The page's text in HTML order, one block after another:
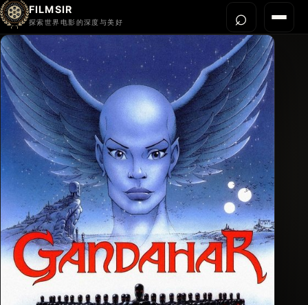
FILMSIR
探索世界电影的深度与美好 菜单
首页
今晚看什么
世界电影节
导演宇宙
影片库
影评与解读
关于我们
⌕打开